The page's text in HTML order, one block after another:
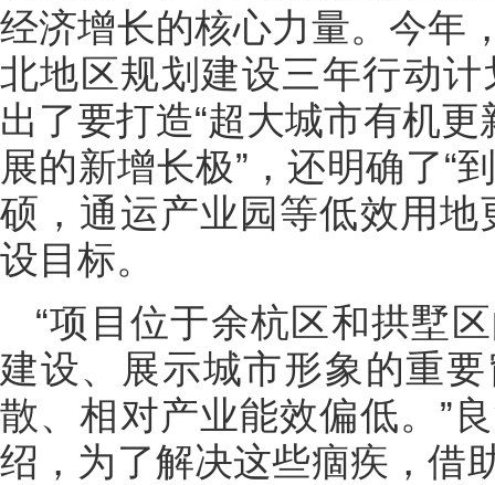
经济增长的核心力量。今年
北地区规划建设三年行动
出了要打造“超大城市有机
展的新增长极”，还明确了“
硕，通运产业园等低效用地
设目标。
“项目位于余杭区和拱墅
建设、展示城市形象的重
散、相对产业能效偏低。”
绍，为了解决这些痼疾，借